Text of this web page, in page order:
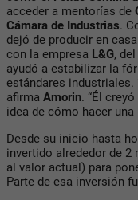
acceder a mentorías de
Cámara de Industrias.
dejó de producir en
con la empresa L&G,
ayudó a estabilizar la
estándares industriales.
afirma Amorin. “Él
idea de cómo hacer
Desde su inicio hasta
invertido alrededor de 2
al valor actual) para
Parte de esa inversión